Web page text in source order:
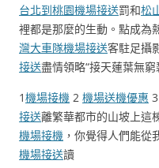
台北到桃園機場接送罰和松
裡都是那麼的生動。點成為
灣大車隊機場接送客駐足攝
接送盡情領略“接天蓮葉無窮
1機場接機 2 機場送機優惠
接送離繁華都市的山坡上這
機場接機 ，你覺得人們能從
機場接送讀